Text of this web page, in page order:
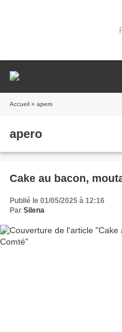
Accueil » apero
apero
Cake au bacon,
Publié le 01/05/2025 à 12:16
Par Silena